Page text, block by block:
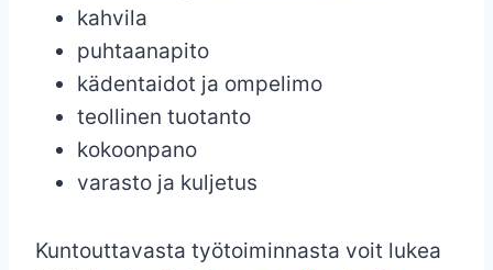
kahvila
puhtaanapito
kädentaidot ja ompelimo
teollinen tuotanto
kokoonpano
varasto ja kuljetus
Kuntouttavasta työtoiminnasta voit lukea